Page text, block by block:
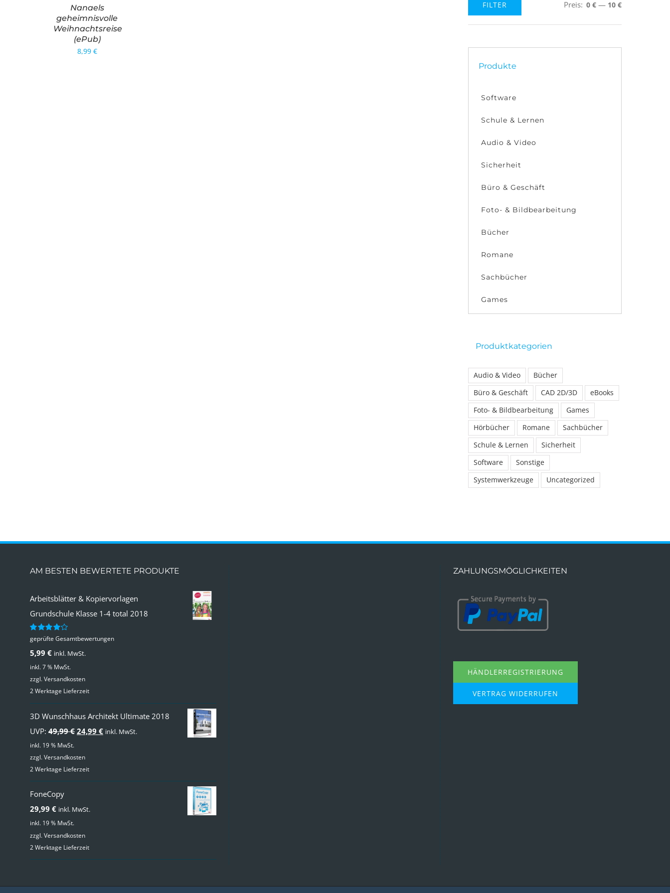
Nanaels
geheimnisvolle
Weihnachtsreise
(ePub)
8,99 €
Preis
Preis
FILTER Preis: 0 € — 10 €
Produkte
Software
Schule & Lernen
Audio & Video
Sicherheit
Büro & Geschäft
Foto- & Bildbearbeitung
Bücher
Romane
Sachbücher
Games
Produktkategorien
Audio & Video
Bücher
Büro & Geschäft
CAD 2D/3D
eBooks
Foto- & Bildbearbeitung
Games
Hörbücher
Romane
Sachbücher
Schule & Lernen
Sicherheit
Software
Sonstige
Systemwerkzeuge
Uncategorized
AM BESTEN BEWERTETE PRODUKTE
Arbeitsblätter & Kopiervorlagen
Grundschule Klasse 1-4 total 2018
Bewertet
von 5
geprüfte Gesamtbewertungen
5,99 € inkl. MwSt.
inkl. 7 % MwSt.
zzgl.Versandkosten
2 Werktage Lieferzeit
3D Wunschhaus Architekt Ultimate 2018
UVP: 49,99€ Ursprünglicher
war:
24,99 €Aktueller
inkl. MwSt.
inkl. 19 % MwSt.
zzgl.Versandkosten
2 Werktage Lieferzeit
FoneCopy
29,99 € inkl. MwSt.
inkl. 19 % MwSt.
zzgl.Versandkosten
2 Werktage Lieferzeit
ZAHLUNGSMÖGLICHKEITEN
HÄNDLERREGISTRIERUNG
VERTRAG WIDERRUFEN